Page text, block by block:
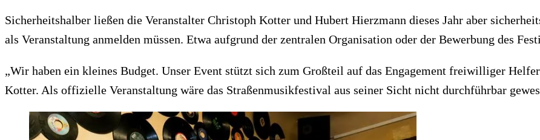
Sicherheitshalber ließen die Veranstalter Christoph Kotter und Hubert Hierzmann dieses Jahr aber
als Veranstaltung anmelden müssen. Etwa aufgrund der zentralen Organisation oder der Bewerbung des
„Wir haben ein kleines Budget. Unser Event stützt sich zum Großteil auf das Engagement freiwilliger
Kotter. Als offizielle Veranstaltung wäre das Straßenmusikfestival aus seiner Sicht nicht durchführbar